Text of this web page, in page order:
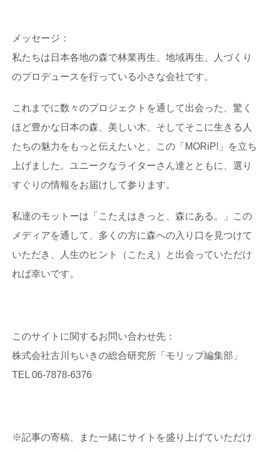
メッセージ：
私たちは日本各地の森で林業再生、地域再生、人づくり
のプロデュースを行っている小さな会社です。
これまでに数々のプロジェクトを通して出会った、驚く
ほど豊かな日本の森、美しい木、そしてそこに生きる人
たちの魅力をもっと伝えたいと、この「MORiP!」を立ち
上げました。ユニークなライターさん達とともに、選り
すぐりの情報をお届けして参ります。
私達のモットーは「こたえはきっと、森にある。」この
メディアを通して、多くの方に森への入り口を見つけて
いただき、人生のヒント（こたえ）と出会っていただけ
れば幸いです。
このサイトに関するお問い合わせ先：
株式会社古川ちいきの総合研究所「モリップ編集部」
TEL 06-7878-6376
※記事の寄稿、また一緒にサイトを盛り上げていただけ